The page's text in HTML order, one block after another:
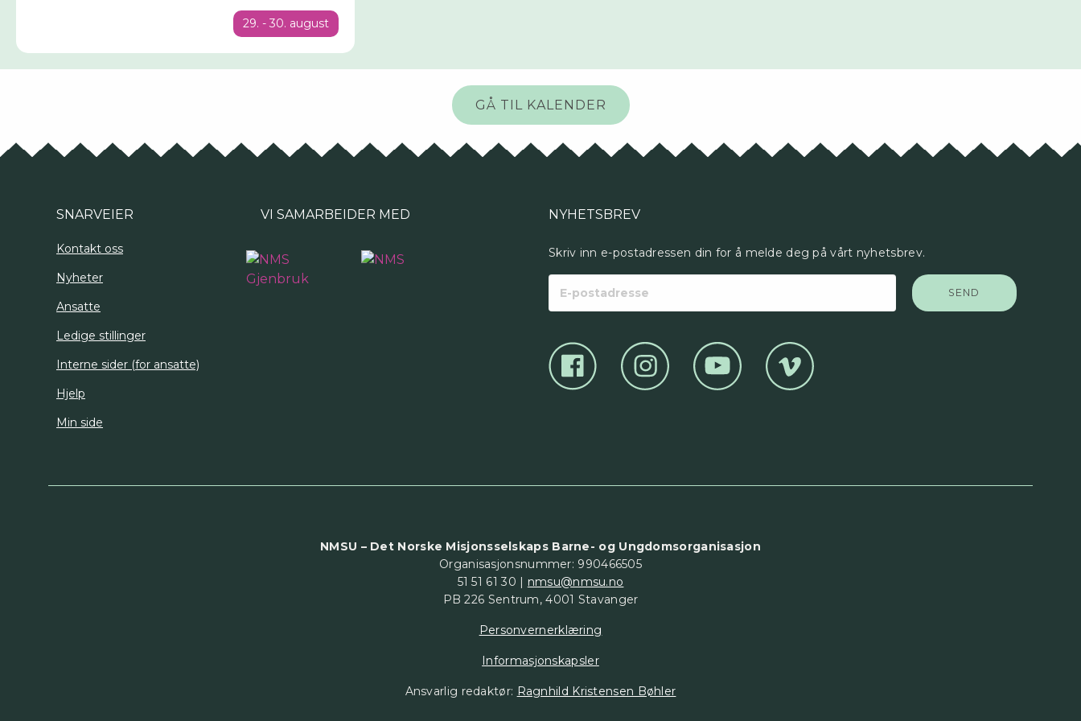
29. - 30. august
GÅ TIL KALENDER
SNARVEIER
Kontakt oss
Nyheter
Ansatte
Ledige stillinger
Interne sider (for ansatte)
Hjelp
Min side
VI SAMARBEIDER MED NYHETSBREV
Skriv inn e-postadressen din for å melde deg på vårt nyhetsbrev.
postadresse
NMSU – Det Norske Misjonsselskaps Barne- og Ungdomsorganisasjon
Organisasjonsnummer: 990466505
51 51 61 30 | nmsu@nmsu.no
PB 226 Sentrum, 4001 Stavanger
Personvernerklæring
Informasjonskapsler
Ansvarlig redaktør: Ragnhild Kristensen Bøhler